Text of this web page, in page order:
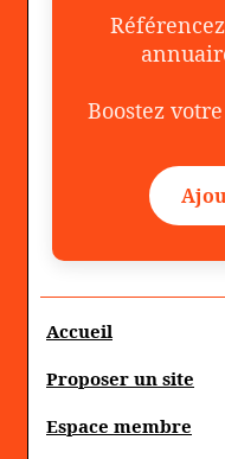
Boostez
Accueil
Proposer un site
Espace membre